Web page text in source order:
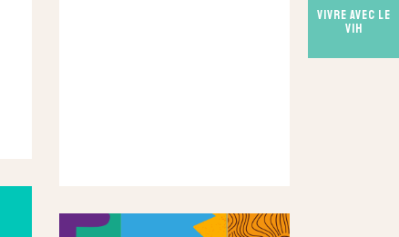
Vivre avec le
VIH